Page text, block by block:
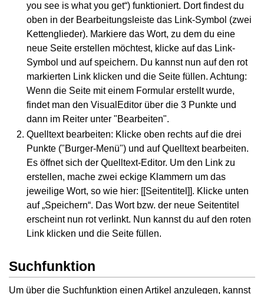
you see is what you get“) funktioniert. Dort findest du
oben in der Bearbeitungsleiste das Link-Symbol (zwei
Kettenglieder). Markiere das Wort, zu dem du eine
neue Seite erstellen möchtest, klicke auf das Link-
Symbol und auf speichern. Du kannst nun auf den rot
markierten Link klicken und die Seite füllen. Achtung:
Wenn die Seite mit einem Formular erstellt wurde,
findet man den VisualEditor über die 3 Punkte und
dann im Reiter unter "Bearbeiten".
Quelltext bearbeiten: Klicke oben rechts auf die drei
Punkte ("Burger-Menü") und auf Quelltext bearbeiten.
Es öffnet sich der Quelltext-Editor. Um den Link zu
erstellen, mache zwei eckige Klammern um das
jeweilige Wort, so wie hier: [[Seitentitel]]. Klicke unten
auf „Speichern“. Das Wort bzw. der neue Seitentitel
erscheint nun rot verlinkt. Nun kannst du auf den roten
Link klicken und die Seite füllen.
Suchfunktion
Um über die Suchfunktion einen Artikel anzulegen, kannst